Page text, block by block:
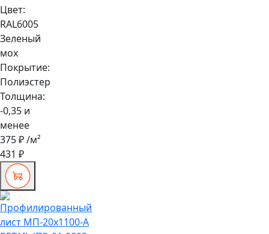
Цвет:
RAL6005
Зеленый
мох
Покрытие:
Полиэстер
Толщина:
-0,35 и
менее
375 ₽/м²
431 ₽